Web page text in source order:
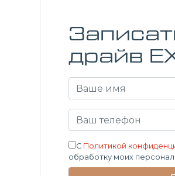
драйв
С Политикой
обработку моих